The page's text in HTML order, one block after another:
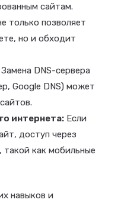
сайтам.
только позволяет
но и обходит
Замена DNS-сервера
Google DNS) может
интернета: Если
доступ через
такой как мобильные
навыков и